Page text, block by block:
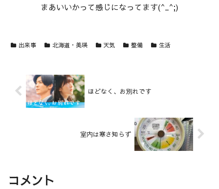
まあいいかって感じになってます(^_^;)
出来事 北海道・美瑛 天気 整備 生活
ほどなく、お別れです
室内は寒さ知らず
コメント